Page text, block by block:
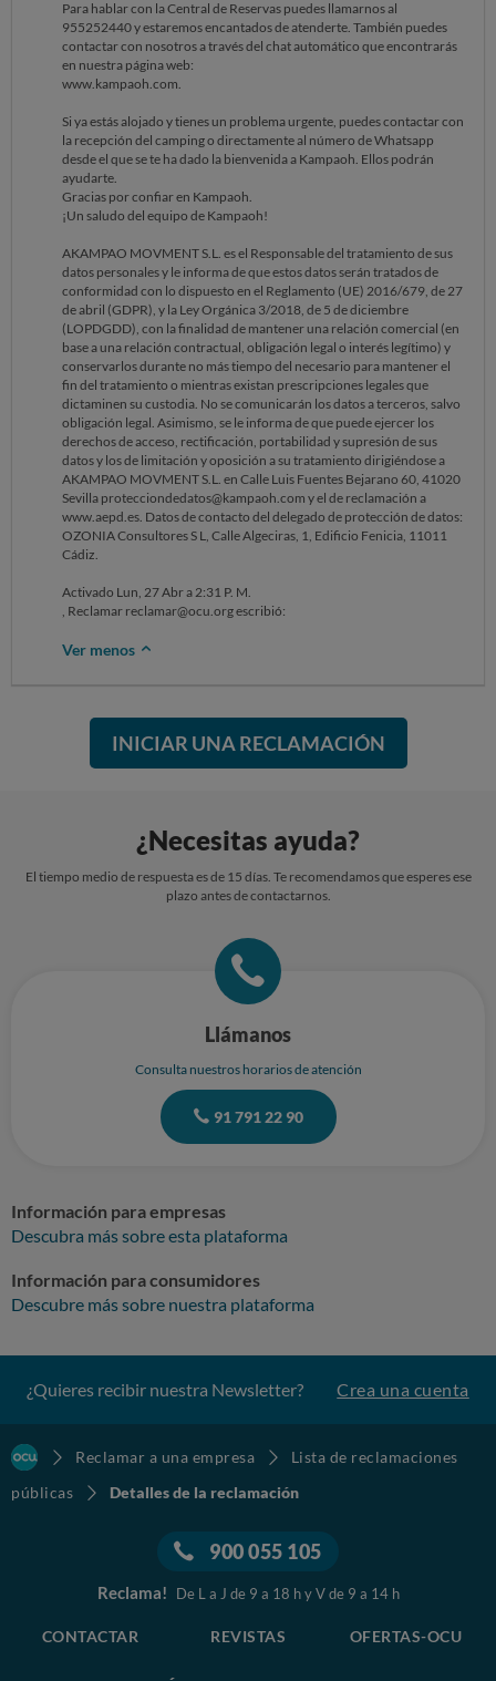
claramente manifiesto, por lo que insto a que se resuelva
positivamente antes de tomar las acciones legales pertinentes.
Sin otro particular, atentamente.
Para hablar con la Central de Reservas puedes llamarnos al
955252440 y estaremos encantados de atenderte. También puedes
contactar con nosotros a través del chat automático que encontrarás
en nuestra página web:
www.kampaoh.com.
Si ya estás alojado y tienes un problema urgente, puedes contactar con
la recepción del camping o directamente al número de Whatsapp
desde el que se te ha dado la bienvenida a Kampaoh. Ellos podrán
ayudarte.
Gracias por confiar en Kampaoh.
¡Un saludo del equipo de Kampaoh!
AKAMPAO MOVMENT S.L. es el Responsable del tratamiento de sus
datos personales y le informa de que estos datos serán tratados de
conformidad con lo dispuesto en el Reglamento (UE) 2016/679, de 27
de abril (GDPR), y la Ley Orgánica 3/2018, de 5 de diciembre
(LOPDGDD), con la finalidad de mantener una relación comercial (en
base a una relación contractual, obligación legal o interés legítimo) y
conservarlos durante no más tiempo del necesario para mantener el
fin del tratamiento o mientras existan prescripciones legales que
dictaminen su custodia. No se comunicarán los datos a terceros, salvo
obligación legal. Asimismo, se le informa de que puede ejercer los
derechos de acceso, rectificación, portabilidad y supresión de sus
datos y los de limitación y oposición a su tratamiento dirigiéndose a
AKAMPAO MOVMENT S.L. en Calle Luis Fuentes Bejarano 60, 41020
Sevilla protecciondedatos@kampaoh.com y el de reclamación a
www.aepd.es. Datos de contacto del delegado de protección de datos:
OZONIA Consultores S L, Calle Algeciras, 1, Edificio Fenicia, 11011
Cádiz.
Activado Lun, 27 Abr a 2:31 P. M.
, Reclamar reclamar@ocu.org escribió:
Ver menos
INICIAR UNA RECLAMACIÓN
¿Necesitas ayuda?
El tiempo medio de respuesta es de 15 días. Te recomendamos que esperes ese
plazo antes de contactarnos.
Llámanos
Consulta nuestros horarios de atención
91 791 22 90
Información para empresas
Descubra más sobre esta plataforma
Información para consumidores
Descubre más sobre nuestra plataforma
¿Quieres recibir nuestra Newsletter? Crea una cuenta
Reclamar a una empresa
Lista de reclamaciones
públicas
Detalles de la reclamación
900 055 105
Reclama! De L a J de 9 a 18 h y V de 9 a 14 h
CONTACTAR REVISTAS OFERTAS-OCU